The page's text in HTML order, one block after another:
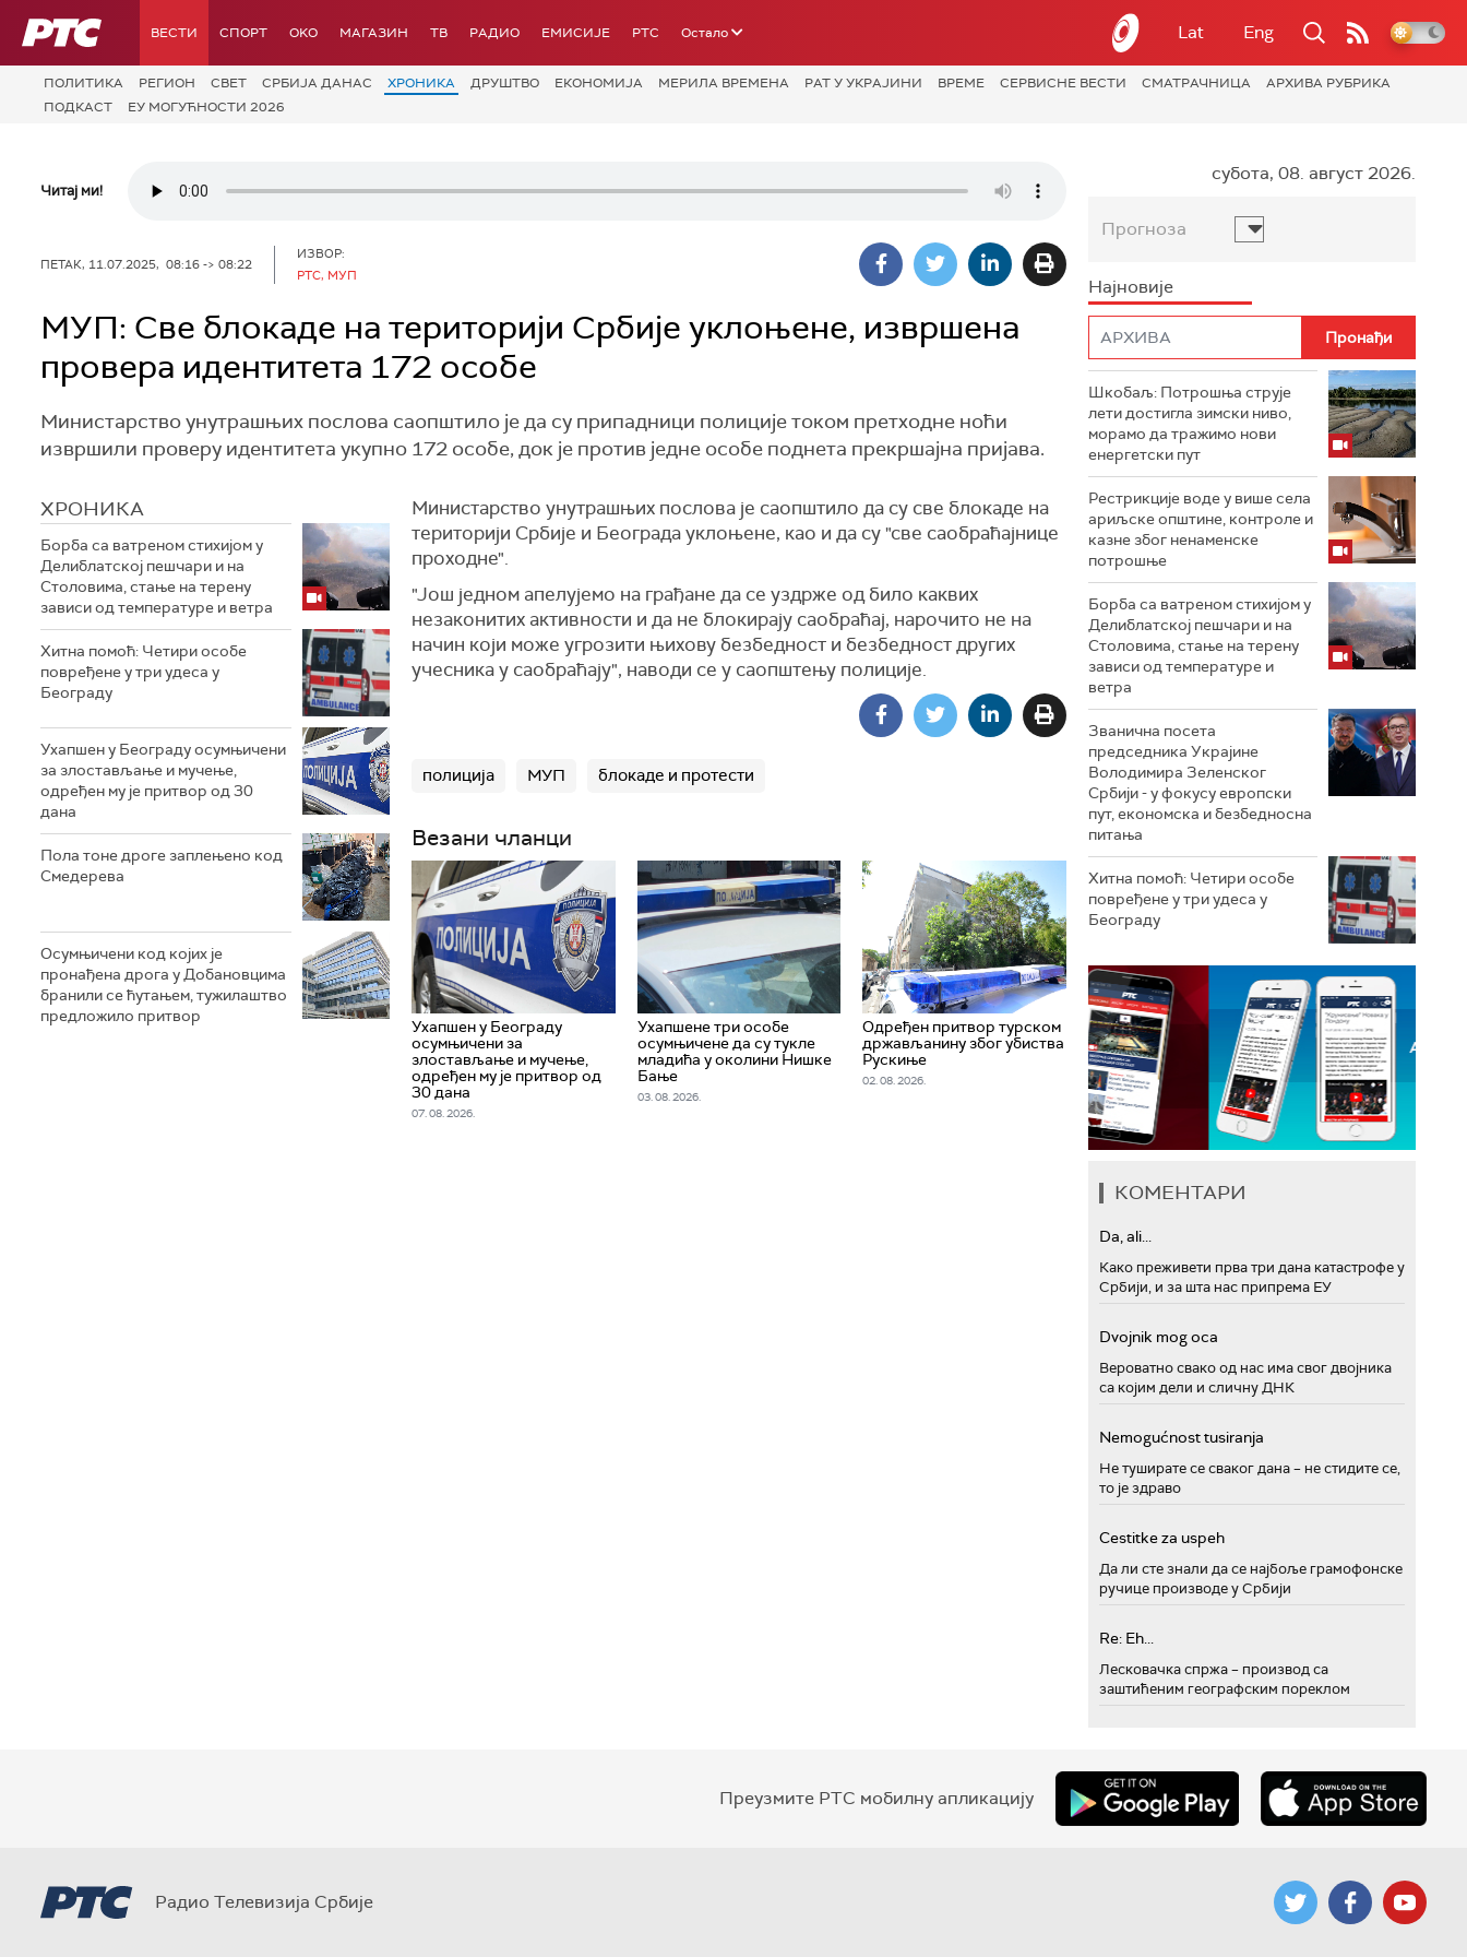
РТС ВЕСТИ СПОРТ OKO МАГАЗИН ТВ РАДИО ЕМИСИЈЕ РТС Остало Lat Eng
ПОЛИТИКА РЕГИОН СВЕТ СРБИЈА ДАНАС ХРОНИКА ДРУШТВО ЕКОНОМИЈА МЕРИЛА ВРЕМЕНА РАТ У УКРАЈИНИ ВРЕМЕ СЕРВИСНЕ ВЕСТИ СМАТРАЧНИЦА
АРХИВА РУБРИКА
ПОДКАСТ
ЕУ МОГУЋНОСТИ 2026
Читај ми!
ПЕТАК, 11.07.2025, 08:16 -> 08:22
ИЗВОР:
РТС, МУП
МУП: Све блокаде на територији Србије уклоњене, извршена
провера идентитета 172 особе
Министарство унутрашњих послова саопштило је да су припадници полиције током претходне ноћи
извршили проверу идентитета укупно 172 особе, док је против једне особе поднета прекршајна пријава.
ХРОНИКА
Борба са ватреном стихијом у
Делиблатској пешчари и на
Столовима, стање на терену
зависи од температуре и ветра
Хитна помоћ: Четири особе
повређене у три удеса у
Београду
Ухапшен у Београду осумњичени
за злостављање и мучење,
одређен му је притвор од 30
дана
Пола тоне дроге заплењено код
Смедерева
Осумњичени код којих је
пронађена дрога у Добановцима
бранили се ћутањем, тужилаштво
предложило притвор
Министарство унутрашњих послова је саопштило да су све блокаде на
територији Србије и Београда уклоњене, као и да су "све саобраћајнице
проходне".
"Још једном апелујемо на грађане да се уздрже од било каквих
незаконитих активности и да не блокирају саобраћај, нарочито не на
начин који може угрозити њихову безбедност и безбедност других
учесника у саобраћају", наводи се у саопштењу полиције.
полиција МУП блокаде и протести
Везани чланци
Ухапшен у Београду
осумњичени за
злостављање и мучење,
одређен му је притвор од
30 дана
07. 08. 2026.
Ухапшенe три особе
осумњичене да су тукле
младића у околини Нишке
Бање
03. 08. 2026.
Одређен притвор турском
држављанину због убиства
Рускиње
02. 08. 2026.
субота, 08. август 2026.
Прогноза
Најновије
Шкобаљ: Потрошња струје
лети достигла зимски ниво,
морамо да тражимо нови
енергетски пут
Рестрикције воде у више села
ариљске општине, контроле и
казне због ненаменске
потрошње
Борба са ватреном стихијом у
Делиблатској пешчари и на
Столовима, стање на терену
зависи од температуре и
ветра
Званична посета
председника Украјине
Володимира Зеленског
Србији - у фокусу европски
пут, економска и безбедносна
питања
Хитна помоћ: Четири особе
повређене у три удеса у
Београду
КОМЕНТАРИ
Da, ali...
Како преживети прва три дана катастрофе у
Србији, и за шта нас припрема ЕУ
Dvojnik mog oca
Вероватно свако од нас има свог двојника
са којим дели и сличну ДНК
Nemogućnost tusiranja
Не туширате се сваког дана – не стидите се,
то је здраво
Cestitke za uspeh
Да ли сте знали да се најбоље грамофонске
ручице производе у Србији
Re: Eh...
Лесковачка спржа – производ са
заштићеним географским пореклом
Преузмите РТС мобилну апликацију
Радио Телевизија Србије